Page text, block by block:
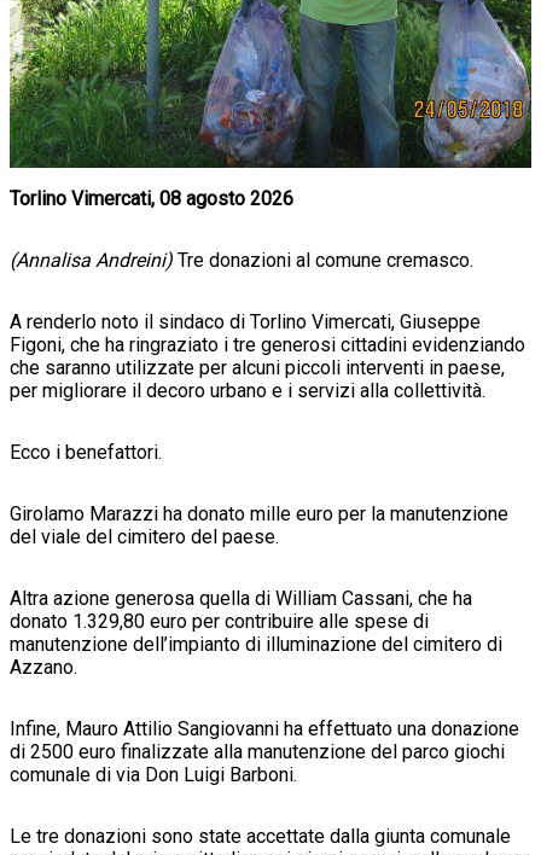
Torlino Vimercati, 08 agosto 2026
(Annalisa Andreini) Tre donazioni al comune cremasco.
A renderlo noto il sindaco di Torlino Vimercati, Giuseppe
Figoni, che ha ringraziato i tre generosi cittadini evidenziando
che saranno utilizzate per alcuni piccoli interventi in paese,
per migliorare il decoro urbano e i servizi alla collettività.
Ecco i benefattori.
Girolamo Marazzi ha donato mille euro per la manutenzione
del viale del cimitero del paese.
Altra azione generosa quella di William Cassani, che ha
donato 1.329,80 euro per contribuire alle spese di
manutenzione dell’impianto di illuminazione del cimitero di
Azzano.
Infine, Mauro Attilio Sangiovanni ha effettuato una donazione
di 2500 euro finalizzate alla manutenzione del parco giochi
comunale di via Don Luigi Barboni.
Le tre donazioni sono state accettate dalla giunta comunale